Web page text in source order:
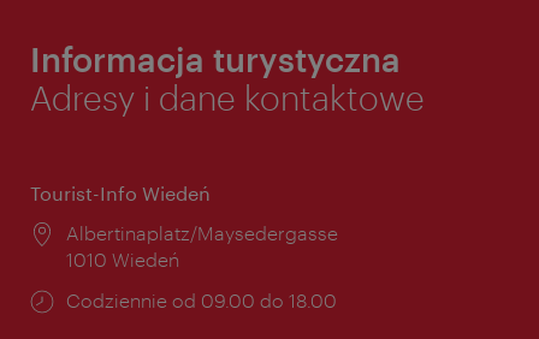
Informacja turystyczna
Adresy i dane kontaktowe
Tourist-Info Wiedeń
Miejsce:
Albertinaplatz/Maysedergasse
1010 Wiedeń
Godziny
Codziennie od 09.00 do 18.00